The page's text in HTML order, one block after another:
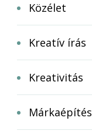
Közélet
Kreatív írás
Kreativitás
Márkaépítés